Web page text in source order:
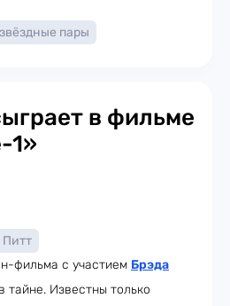
звёздные пары
в фильме
1»
Питт
фильма с участием Брэда
тайне. Известны только